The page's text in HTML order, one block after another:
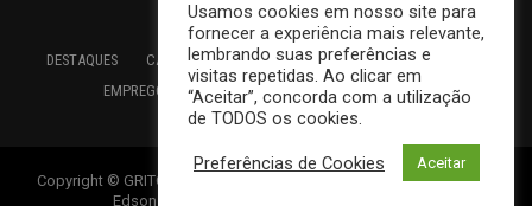
DESTAQUES CAMPO GRANDE BRASIL SAÚDE
ECONOMIA
EMPREGO
EDUCAÇÃO INTERIOR PREFEITURA
Copyright © GRITOMS | Mantido por INDIOWEB – Soluções Online –
Edson {Índio} de Souza – Consultoria em T. I.
Usamos cookies em nosso site para
fornecer a experiência mais relevante,
lembrando suas preferências e
visitas repetidas. Ao clicar em
“Aceitar”, concorda com a utilização
de TODOS os cookies.
Preferências de Cookies Aceitar